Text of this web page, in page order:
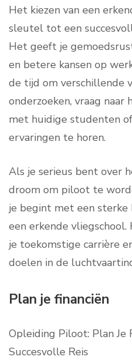
Het kiezen van een
sleutel tot een
Het geeft je
en betere kansen op
de tijd om verschillende
onderzoeken, vraag
met huidige studenten
ervaringen te horen.
Als je serieus bent over
droom om piloot te
je begint met een sterke
een erkende
je toekomstige carrière
doelen in de
Plan je financiën
Opleiding Piloot: Plan Je
Succesvolle Reis